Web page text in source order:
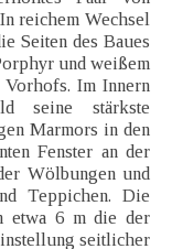
reichem Wechsel
Seiten des Baues
und weißem
Im Innern
seine stärkste
Marmors in den
Fenster an der
Wölbungen und
Teppichen. Die
etwa 6 m die der
seitlicher